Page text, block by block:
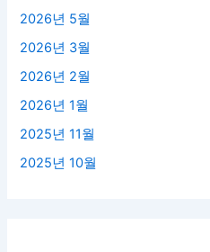
2026년 5월
2026년 3월
2026년 2월
2026년 1월
2025년 11월
2025년 10월